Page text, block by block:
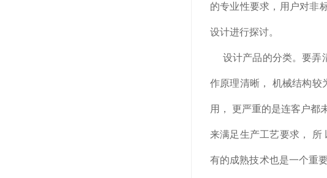
的专业性要求，用户对非
设计进行探讨。
设计产品的分类。要弄
作原理清晰， 机械结构较
用， 更严重的是连客户都
来满足生产工艺要求， 所
有的成熟技术也是一个重